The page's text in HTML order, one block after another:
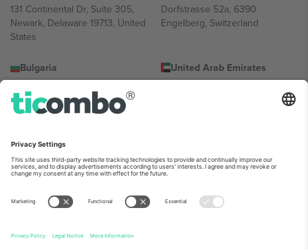
131 Continental Dr, Suite 305,
Newark, Delaware 19713, United
States
Dorfstrasse 52a, 6390
Engelberg, Switzerland
Bulgaria
Totleben 53-55, 1606 Sofia,
Bulgaria
United Arab Emirates
Building A1, Office 302, Dubai,
Mexico
Av Chapultepec 360, Roma
Norte, Cuauhtémoc, 06700
Ciudad de México, CDMX,
Mexico
პლატფორმის პროვაიდერის იურიდიული პირი იცვლება